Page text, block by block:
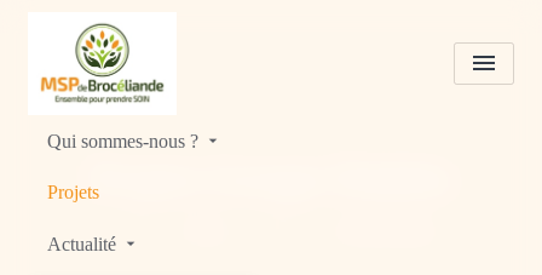
Qui sommes-nous ?
Projets
Actualité
Projets